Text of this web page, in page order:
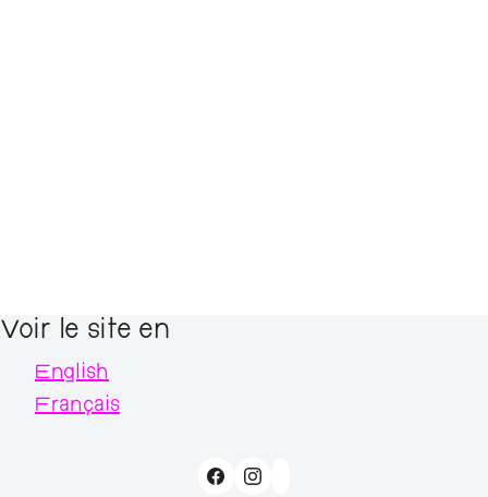
Voir le site en
English
Français